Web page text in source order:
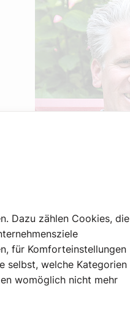
Dazu zählen Cookies, die
für Komforteinstellungen
selbst, welche Kategorien
womöglich nicht mehr